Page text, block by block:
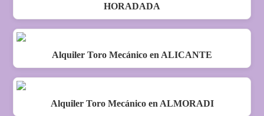
HORADADA
Alquiler Toro Mecánico en ALICANTE
Alquiler Toro Mecánico en ALMORADI